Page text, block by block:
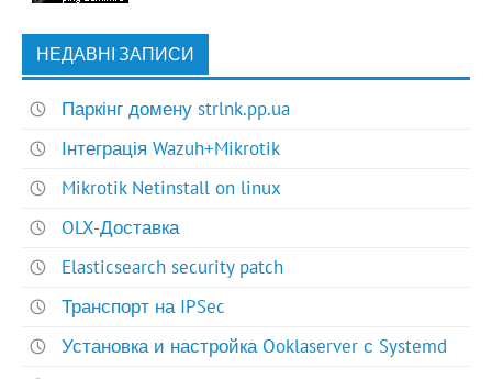
НЕДАВНІ ЗАПИСИ
Паркінг домену strlnk.pp.ua
Інтеграція Wazuh+Mikrotik
Mikrotik Netinstall on linux
OLX-Доставка
Elasticsearch security patch
Транспорт на IPSec
Установка и настройка Ooklaserver с Systemd